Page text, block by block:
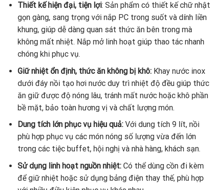
Thiết kế hiện đại, tiện lợi: Sản phẩm có thiết kế chữ nhật
gọn gàng, sang trọng với nắp PC trong suốt và dính liền
khung, giúp dễ dàng quan sát thức ăn bên trong mà
không mất nhiệt. Nắp mở linh hoạt giúp thao tác nhanh
chóng khi phục vụ.
Giữ nhiệt ổn định, thức ăn không bị khô:Khay nước inox
dưới đáy nồi tạo hơi nước duy trì nhiệt độ đều giúp thức
ăn giữ được độ nóng lâu, tránh mất nước hoặc khô phần
bề mặt, bảo toàn hương vị và chất lượng món.
Dung tích lớn phục vụ hiệu quả:Với dung tích 9 lít, nồi
phù hợp phục vụ các món nóng số lượng vừa đến lớn
trong các tiệc buffet, hội nghị và nhà hàng, khách sạn.
Sử dụng linh hoạt nguồn nhiệt:Có thể dùng cồn đi kèm
để giữ nhiệt hoặc sử dụng bảng điện thay thế, phù hợp